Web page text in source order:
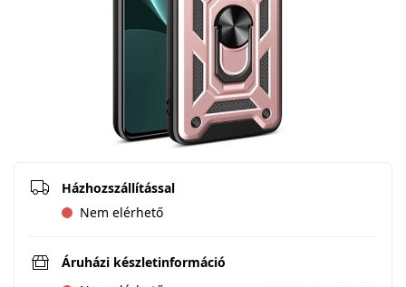
Házhozszállítással
Nem elérhető
Áruházi készletinformáció